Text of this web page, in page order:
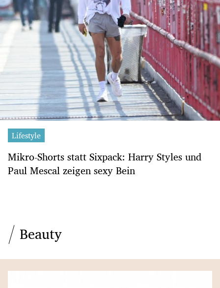
Lifestyle
Mikro-Shorts statt Sixpack: Harry Styles und
Paul Mescal zeigen sexy Bein
Beauty